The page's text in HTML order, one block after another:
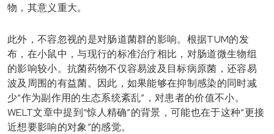
物，其意义重大。
此外，不容忽视的是对肠道菌群的影响。根据TUM的发
布，在小鼠中，与现行的标准治疗相比，对肠道微生物组
的影响较小。抗菌药物不仅容易波及目标病原菌，还容易
波及周围的有益菌。因此，如果能够在抑制感染的同时减
少“作为副作用的生态系统紊乱”，对患者的价值不小。
WELT文章中提到“惊人精确”的背景，可能也在于这种“更接
近想要影响的对象”的感觉。